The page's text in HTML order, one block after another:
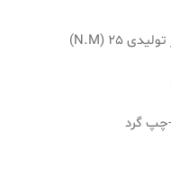
چپ گرد